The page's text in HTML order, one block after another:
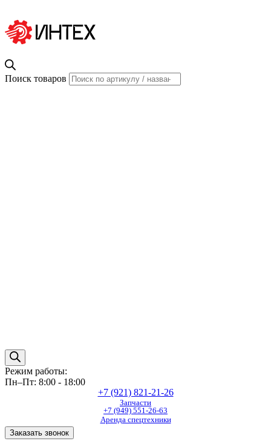
Поиск товаров
Режим работы:
Пн–Пт: 8:00 - 18:00
+7 (921) 821-21-26
Запчасти
+7 (949) 551-26-63
Аренда спецтехники
Заказать звонок